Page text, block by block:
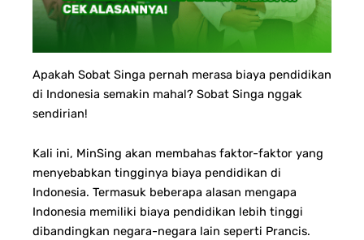
Apakah Sobat Singa pernah merasa biaya pendidikan
di Indonesia semakin mahal? Sobat Singa nggak
sendirian!
Kali ini, MinSing akan membahas faktor-faktor yang
menyebabkan tingginya biaya pendidikan di
Indonesia. Termasuk beberapa alasan mengapa
Indonesia memiliki biaya pendidikan lebih tinggi
dibandingkan negara-negara lain seperti Prancis.